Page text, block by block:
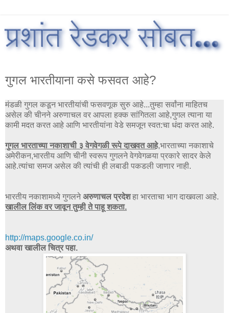
गुगल भारतीयाना कसे फसवत आहे?
मंडळी गुगल कडून भारतीयांची फसवणूक सुरु आहे...तुम्हा सर्वांना माहितच
असेल की चीनने अरुणाचल वर आपला हक्क सांगितला आहे,गुगल त्याना या
कामी मदत करत आहे आणि भारतीयांना वेडे समजून स्वत:चा धंदा करत आहे.
गुगल भारताच्या नकाशाची ३ वेगवेगळी रूपे दाखवत आहे,भारताच्या नकाशाचे
अमेरीकन,भारतीय आणि चीनी स्वरूप गुगलने वेगवेगळया प्रकारे सादर केले
आहे.त्यांचा समज असेल की त्यांची ही लबाडी पकडली जाणार नाही.
भारतीय नकाशामध्ये गुगलनेअरुणाचल प्रदेशहा भारताचा भाग दाखवला आहे.
खालील लिंक वर जावून तुम्ही ते पाहू शकता.
http://maps.google.co.in/
अथवा खालील चित्र पहा.